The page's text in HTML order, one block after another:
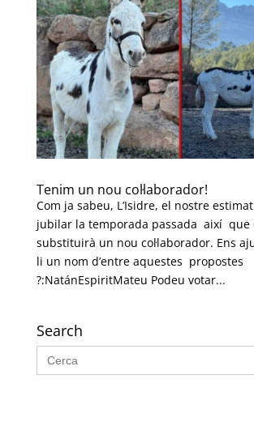
Tenim un nou col·laborador!
Com ja sabeu, L’Isidre, el nostre
jubilar la temporada passada així que
substituirà un nou col·laborador. Ens
li un nom d’entre aquestes propostes
?:NatánEspiritMateu Podeu votar...
Search
Search
for: